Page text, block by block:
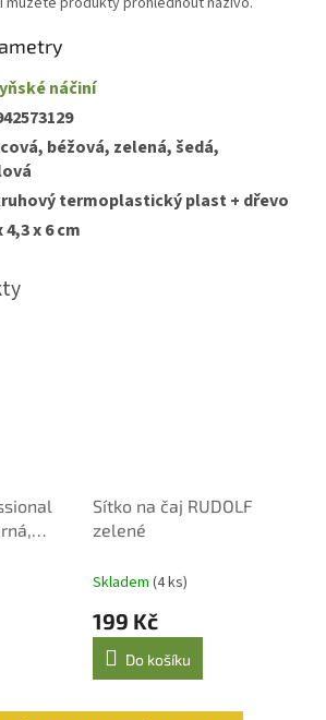
náčiní
béžová, zelená, šedá,
termoplastický plast + dřevo
4,3 x 6 cm
Sítko na čaj RUDOLF
zelené
Skladem (4 ks)
199 Kč
Do košíku